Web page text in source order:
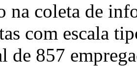
na coleta de
com escala
de 857